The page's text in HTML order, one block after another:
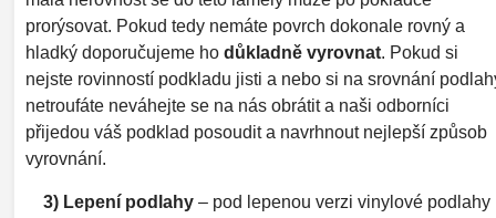
prorýsovat. Pokud tedy nemáte povrch dokonale rovný a
hladký doporučujeme ho důkladně vyrovnat. Pokud si
nejste rovinností podkladu jisti a nebo si na srovnání
netroufáte neváhejte se na nás obrátit a naši odborníci
přijedou váš podklad posoudit a navrhnout nejlepší způsob
vyrovnání.
3) Lepení podlahy– pod lepenou verzi vinylové podlahy